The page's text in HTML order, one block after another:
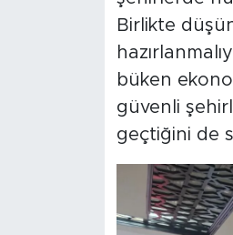
Birlikte
büken
güvenli
geçtiğini de